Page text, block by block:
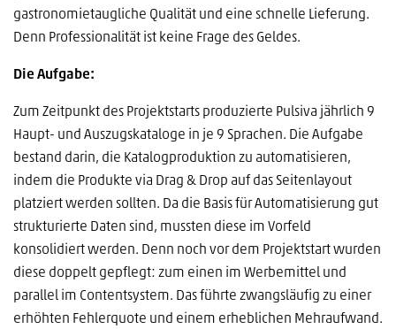
gastronomietaugliche Qualität und eine schnelle Lieferung.
Denn Professionalität ist keine Frage des Geldes.
Die Aufgabe:
Zum Zeitpunkt des Projektstarts produzierte Pulsiva jährlich 9
Haupt- und Auszugskataloge in je 9 Sprachen. Die Aufgabe
bestand darin, die Katalogproduktion zu automatisieren,
indem die Produkte via Drag & Drop auf das Seitenlayout
platziert werden sollten. Da die Basis für Automatisierung gut
strukturierte Daten sind, mussten diese im Vorfeld
konsolidiert werden. Denn noch vor dem Projektstart wurden
diese doppelt gepflegt: zum einen im Werbemittel und
parallel im Contentsystem. Das führte zwangsläufig zu einer
erhöhten Fehlerquote und einem erheblichen Mehraufwand.